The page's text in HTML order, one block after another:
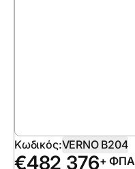
Κωδικός:VERNO B204
€482 376+ ΦΠΑ